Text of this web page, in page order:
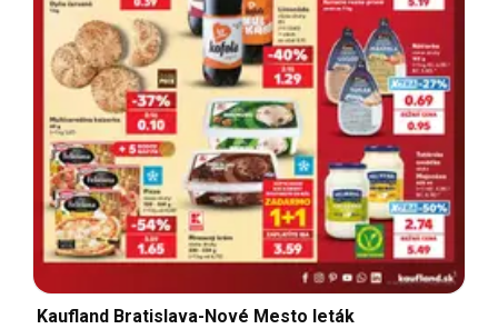
Kaufland Bratislava-Nové Mesto leták